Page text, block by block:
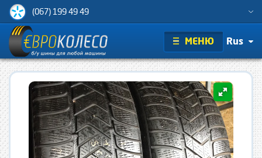
(067) 199 49 49
МЕНЮ Rus